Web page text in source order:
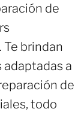
de
brindan
a
de
todo